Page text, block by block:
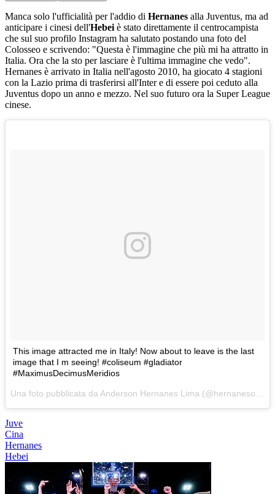
Manca solo l'ufficialità per l'addio di Hernanes alla Juventus, ma ad
anticipare i cinesi dell'Hebei è stato direttamente il centrocampista
che sul suo profilo Instagram ha salutato postando una foto del
Colosseo e scrivendo: "Questa è l'immagine che più mi ha attratto in
Italia. Ora che la sto per lasciare è l'ultima immagine che vedo".
Hernanes è arrivato in Italia nell'agosto 2010, ha giocato 4 stagioni
con la Lazio prima di trasferirsi all'Inter e di essere poi ceduto alla
Juventus dopo un anno e mezzo. Nel suo futuro ora la Super League
cinese.
This image attracted me in Italy! Now about to leave is the last
image that I m seeing! #coliseum #gladiator
#MaximusDecimusMeridios
Una foto pubblicata da Anderson Hernanes Lima (@hernanesoj) in data:
Juve
Cina
Hernanes
Hebei